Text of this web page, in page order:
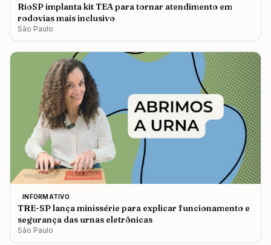
RioSP implanta kit TEA para tornar atendimento em
rodovias mais inclusivo
São Paulo
INFORMATIVO
TRE-SP lança minissérie para explicar funcionamento e
segurança das urnas eletrônicas
São Paulo